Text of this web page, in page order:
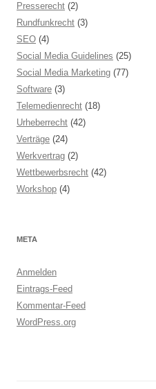
Presserecht (2)
Rundfunkrecht (3)
SEO (4)
Social Media Guidelines (25)
Social Media Marketing (77)
Software (3)
Telemedienrecht (18)
Urheberrecht (42)
Verträge (24)
Werkvertrag (2)
Wettbewerbsrecht (42)
Workshop (4)
META
Anmelden
Eintrags-Feed
Kommentar-Feed
WordPress.org